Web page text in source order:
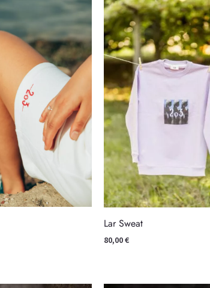
Lar Sweat
80,00€